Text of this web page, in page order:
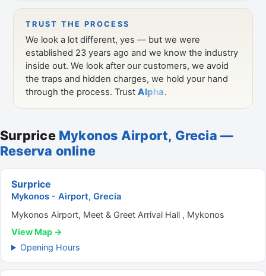
Surprice Mykonos Airport, Grecia —
Reserva online
Surprice
Mykonos - Airport, Grecia
Mykonos Airport, Meet & Greet Arrival Hall , Mykonos
View Map →
Opening Hours